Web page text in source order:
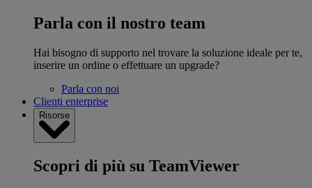
Parla con il nostro team
Hai bisogno di supporto nel trovare la soluzione ideale per te,
inserire un ordine o effettuare un upgrade?
Parla con noi
Clienti enterprise
Risorse
Scopri di più su TeamViewer